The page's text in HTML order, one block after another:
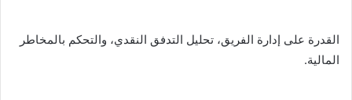
القدرة على إدارة الفريق، تحليل التدفق النقدي، والتحكم بالمخاطر
المالية.